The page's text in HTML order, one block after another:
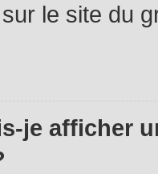
sur le site du
je afficher